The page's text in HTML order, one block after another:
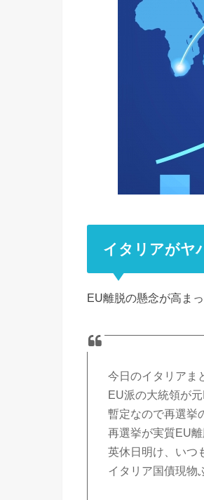
イタリアがヤ
EU離脱の懸念が高ま
今日のイタリアま
EU派の大統領が
暫定なので再選挙
再選挙が実質EU
英休日明け、いつ
イタリア国債現物